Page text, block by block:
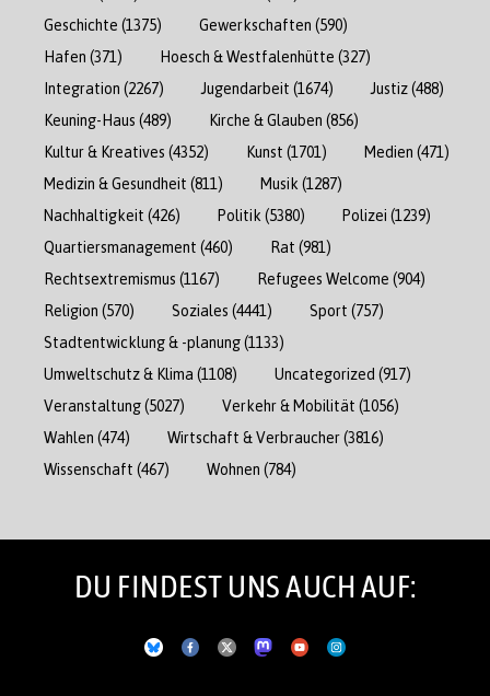
Geschichte (1375) Gewerkschaften (590)
Hafen (371) Hoesch & Westfalenhütte (327)
Integration (2267) Jugendarbeit (1674) Justiz(488)
Keuning-Haus (489) Kirche & Glauben (856)
Kultur & Kreatives (4352) Kunst (1701) Medien (471)
Medizin & Gesundheit (811) Musik (1287)
Nachhaltigkeit (426) Politik (5380) Polizei (1239)
Quartiersmanagement (460) Rat (981)
Rechtsextremismus (1167) Refugees Welcome (904)
Religion (570) Soziales (4441) Sport (757)
Stadtentwicklung & -planung(1133)
Umweltschutz & Klima (1108) Uncategorized (917)
Veranstaltung(5027) Verkehr & Mobilität (1056)
Wahlen (474) Wirtschaft & Verbraucher(3816)
Wissenschaft (467) Wohnen (784)
DU FINDEST UNS AUCH AUF: